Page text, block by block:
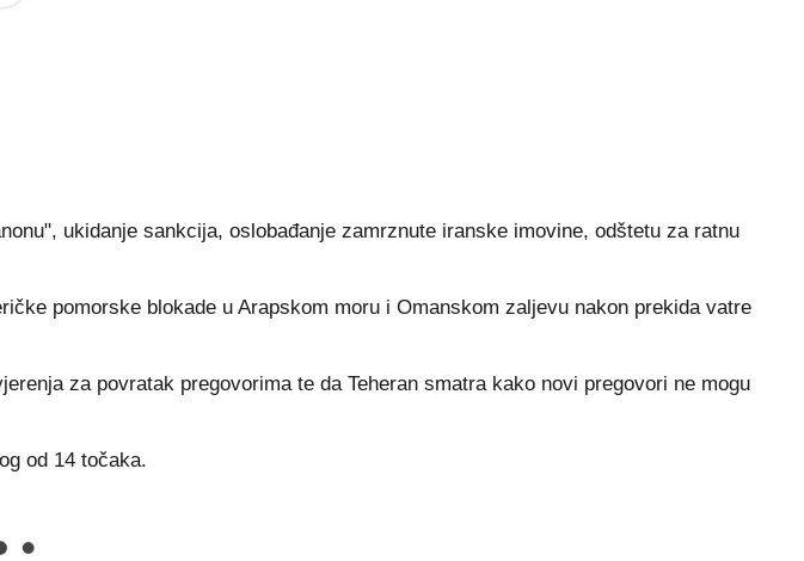
ukidanje sankcija, oslobađanje zamrznute iranske imovine, odštetu za ratnu
pomorske blokade u Arapskom moru i Omanskom zaljevu nakon prekida vatre
za povratak pregovorima te da Teheran smatra kako novi pregovori ne mogu
od 14 točaka.